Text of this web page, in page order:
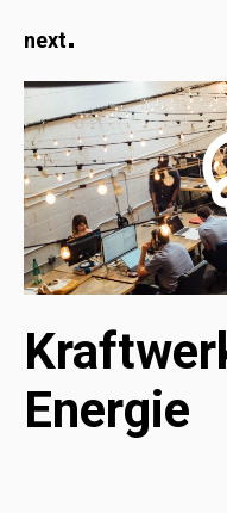
next
Energie